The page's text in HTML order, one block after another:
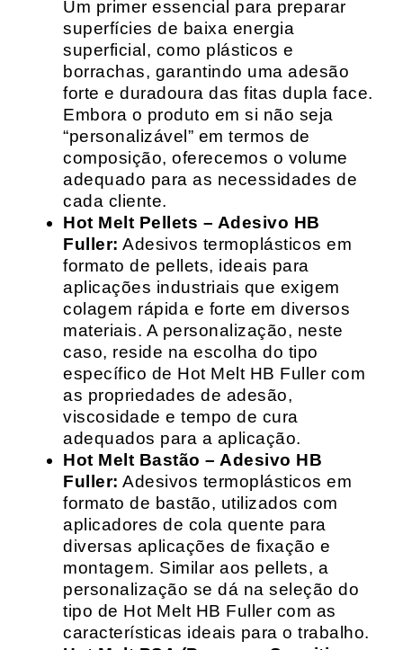
Um primer essencial para preparar
superfícies de baixa energia
superficial, como plásticos e
borrachas, garantindo uma adesão
forte e duradoura das fitas dupla face.
Embora o produto em si não seja
“personalizável” em termos de
composição, oferecemos o volume
adequado para as necessidades de
cada cliente.
Hot Melt Pellets – Adesivo HB
Fuller: Adesivos termoplásticos em
formato de pellets, ideais para
aplicações industriais que exigem
colagem rápida e forte em diversos
materiais. A personalização, neste
caso, reside na escolha do tipo
específico de Hot Melt HB Fuller com
as propriedades de adesão,
viscosidade e tempo de cura
adequados para a aplicação.
Hot Melt Bastão – Adesivo HB
Fuller: Adesivos termoplásticos em
formato de bastão, utilizados com
aplicadores de cola quente para
diversas aplicações de fixação e
montagem. Similar aos pellets, a
personalização se dá na seleção do
tipo de Hot Melt HB Fuller com as
características ideais para o trabalho.